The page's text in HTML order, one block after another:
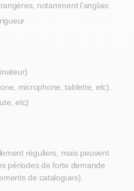
notamment l’anglais
microphone, tablette, etc).
etc)
réguliers, mais peuvent
périodes de forte demande
de catalogues).